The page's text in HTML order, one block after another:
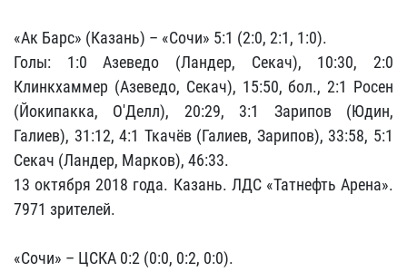
«Ак Барс» (Казань) – «Сочи» 5:1 (2:0, 2:1, 1:0).
Голы: 1:0 Азеведо (Ландер, Секач), 10:30, 2:0
Клинкхаммер (Азеведо, Секач), 15:50, бол., 2:1 Росен
(Йокипакка, О'Делл), 20:29, 3:1 Зарипов (Юдин,
Галиев), 31:12, 4:1 Ткачёв (Галиев, Зарипов), 33:58, 5:1
Секач (Ландер, Марков), 46:33.
13 октября 2018 года. Казань. ЛДС «Татнефть Арена».
7971 зрителей.
«Сочи» – ЦСКА 0:2 (0:0, 0:2, 0:0).